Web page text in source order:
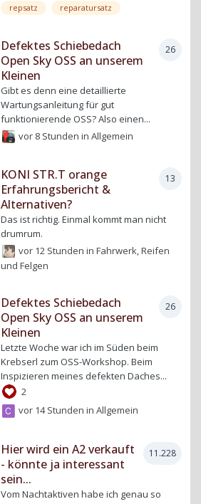
repsatz reparatursatz
26
Defektes Schiebedach
Open Sky OSS an unserem
Kleinen
Gibt es denn eine detaillierte
Wartungsanleitung für gut
funktionierende OSS? Also einen...
vor 8 Stunden inAllgemein
13
KONI STR.T orange
Erfahrungsbericht &
Alternativen?
Das ist richtig. Einmal kommt man nicht
drumrum.
vor 12 Stunden inFahrwerk, Reifen
und Felgen
26
Defektes Schiebedach
Open Sky OSS an unserem
Kleinen
Letzte Woche war ich im Süden beim
Krebserl zum OSS-Workshop. Beim
Inspizieren meines defekten Daches...
2
vor 14 Stunden inAllgemein
11.228
Hier wird ein A2 verkauft
- könnte ja interessant
sein...
Vom Nachtaktiven habe ich genau so